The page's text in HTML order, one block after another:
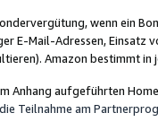
wenn ein
E-Mail-Adressen, Einsatz
Amazon bestimmt
Anhang aufgeführten
Teilnahme am